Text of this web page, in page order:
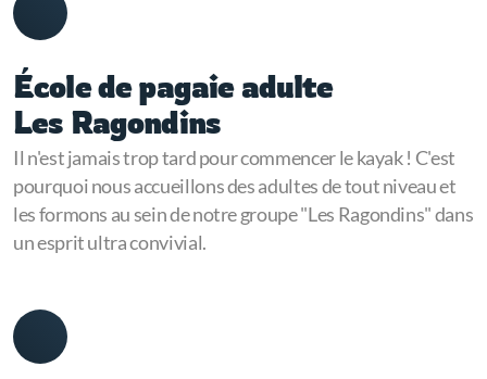
École de pagaie adulte
Les Ragondins
Il n'est jamais trop tard pour commencer le kayak ! C'est
pourquoi nous accueillons des adultes de tout niveau et
les formons au sein de notre groupe "Les Ragondins" dans
un esprit ultra convivial.